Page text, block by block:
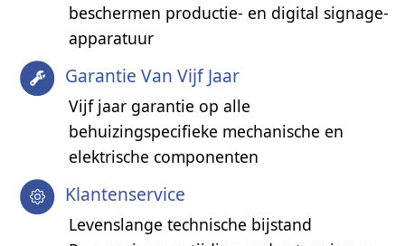
beschermen productie- en digital signage-
apparatuur
Garantie Van Vijf Jaar
Vijf jaar garantie op alle
behuizingspecifieke mechanische en
elektrische componenten
Klantenservice
Levenslange technische bijstand